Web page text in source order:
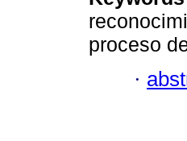
proceso
·